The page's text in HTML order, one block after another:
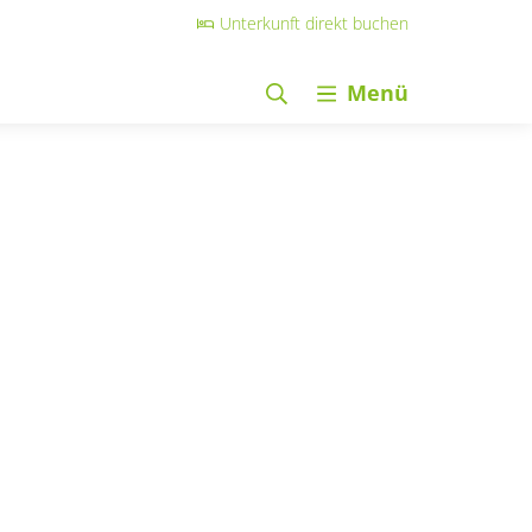
Unterkunft direkt buchen
Menü